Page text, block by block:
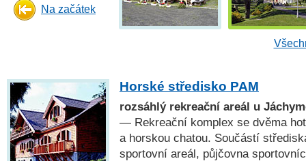
Na začátek
Horské středisko PAM
rozsáhlý rekreační areál u
— Rekreační komplex se dvěma
a horskou chatou. Součástí
sportovní areál, půjčovna